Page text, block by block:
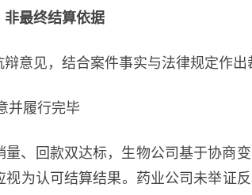
非最终结算依据
意见，结合案件事实与法律规定作出
并履行完毕
、回款双达标，生物公司基于协商
为认可结算结果。药业公司未举证